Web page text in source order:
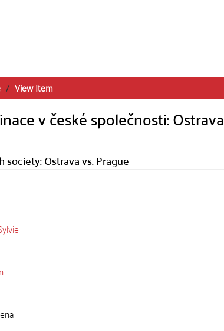
View Item
v české společnosti: Ostrava
Ostrava vs. Prague